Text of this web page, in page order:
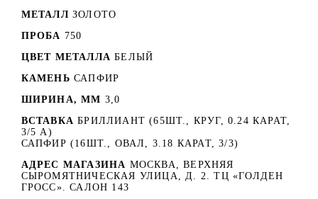
МЕТАЛЛ ЗОЛОТО
ПРОБА 750
ЦВЕТ МЕТАЛЛА БЕЛЫЙ
КАМЕНЬ САПФИР
ШИРИНА, ММ 3,0
ВСТАВКА БРИЛЛИАНТ (65ШТ., КРУГ, 0.24 КАРАТ,
3/5 А)
САПФИР (16ШТ., ОВАЛ, 3.18 КАРАТ, 3/3)
АДРЕС МАГАЗИНА МОСКВА, ВЕРХНЯЯ
СЫРОМЯТНИЧЕСКАЯ УЛИЦА, Д. 2. ТЦ «ГОЛДЕН
ГРОСС». САЛОН 143